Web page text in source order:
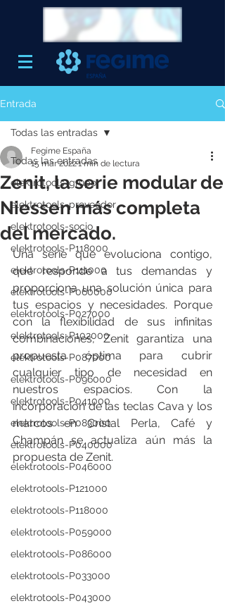
Entrada
Todas las entradas
elektrotools-grupo
elektrotools-proveedor
elektrotools-socio
elektrotools-P118000
elektrotools-P111000
elektrotools-P060000
elektrotools-P027000
elektrotools-P102000
elektrotools-P087000
elektrotools-P096000
elektrotools-P041000
elektrotools-P083000
elektrotools-P040000
elektrotools-P046000
elektrotools-P121000
elektrotools-P118000
elektrotools-P059000
elektrotools-P086000
elektrotools-P033000
elektrotools-P043000
Todas las entradas
Zenit, la serie modular de
Niessen más completa
del mercado.
Fegime España
15 mar 20221 min de lectura
Una serie que evoluciona contigo,
que responde a tus demandas y
proporciona una solución única para
tus espacios y necesidades. Porque
con la flexibilidad de sus infinitas
combinaciones, Zenit garantiza una
propuesta óptima para cubrir
cualquier tipo de necesidad en
nuestros espacios. Con la
incorporación de las teclas Cava y los
marcos en Cristal Perla, Café y
Champán se actualiza aún más la
propuesta de Zenit.